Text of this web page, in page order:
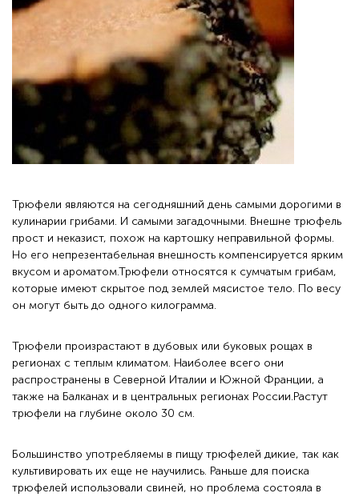
Трюфели являются на сегодняшний день самыми дорогими в
кулинарии грибами. И самыми загадочными. Внешне трюфель
прост и неказист, похож на картошку неправильной формы.
Но его непрезентабельная внешность компенсируется ярким
вкусом и ароматом.Трюфели относятся к сумчатым грибам,
которые имеют скрытое под землей мясистое тело. По весу
он могут быть до одного килограмма.
Трюфели произрастают в дубовых или буковых рощах в
регионах с теплым климатом. Наиболее всего они
распространены в Северной Италии и Южной Франции, а
также на Балканах и в центральных регионах России.Растут
трюфели на глубине около 30 см.
Большинство употребляемы в пищу трюфелей дикие, так как
культивировать их еще не научились. Раньше для поиска
трюфелей использовали свиней, но проблема состояла в